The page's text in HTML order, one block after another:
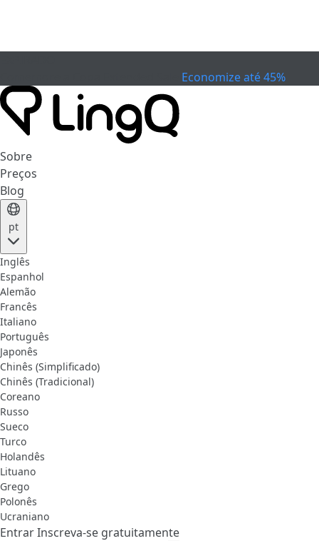
Economize até 45%
Sobre
Preços
Blog
pt
Inglês
Espanhol
Alemão
Francês
Italiano
Português
Japonês
Chinês (Simplificado)
Chinês (Tradicional)
Coreano
Russo
Sueco
Turco
Holandês
Lituano
Grego
Polonês
Ucraniano
EntrarInscreva-se gratuitamente